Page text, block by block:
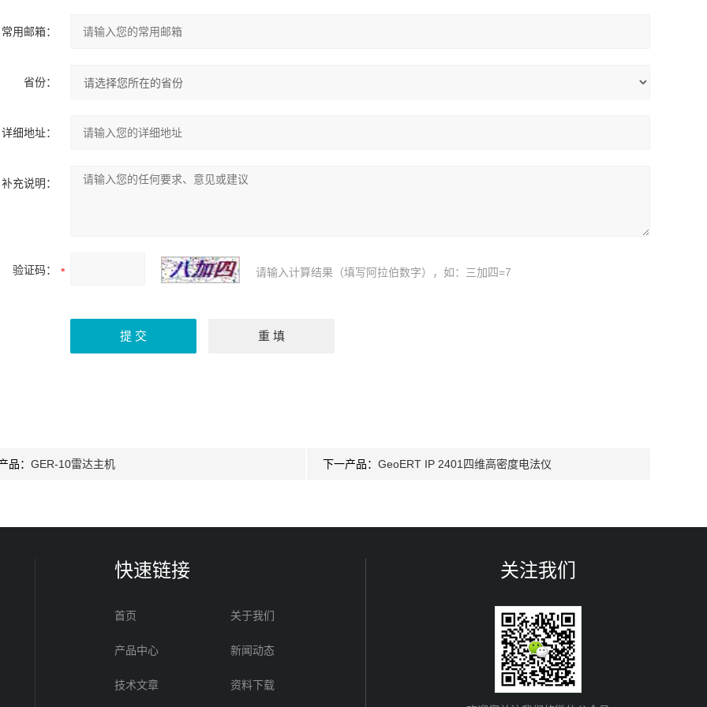
常用邮箱：
省份：
详细地址：
补充说明：
验证码： 请输入计算结果（填写阿拉伯数字），如：三加四=7
品： GER-10雷达主机 下一产品： GeoERT IP 2401四维高密度电法仪
快速链接
首页 关于我们
产品中心 新闻动态
技术文章 资料下载
关注我们